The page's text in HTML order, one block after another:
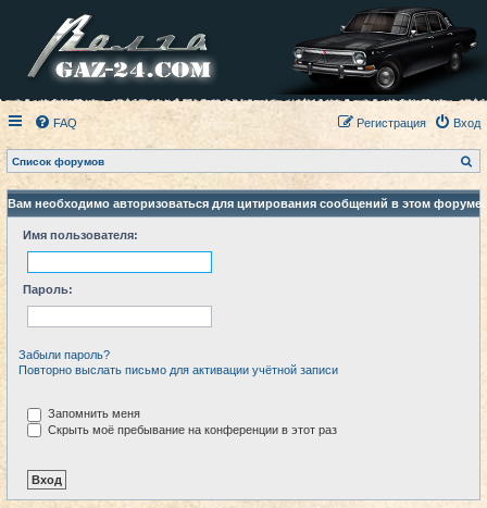
FAQ Вход
Регистрация
Список форумов
о
с
к
Вам необходимо авторизоваться для цитирования сообщений в этом форуме.
Имя пользователя:
Пароль:
Забыли пароль?
Повторно выслать письмо для активации учётной записи
Запомнить меня
Скрыть моё пребывание на конференции в этот раз